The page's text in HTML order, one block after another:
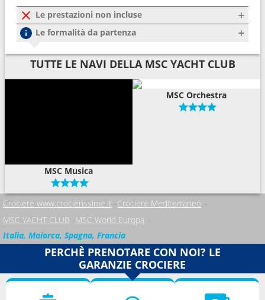
Le prestazioni non incluse
Le formalità da partenza
TUTTE LE NAVI DELLA MSC YACHT CLUB
MSC Musica
MSC Orchestra
Crociere www.crocierissime.it Crociere Mediterraneo
MSC YACHT CLUB MSC World Europa
Italia, Maiorca, Spagna, Francia
PERCHÈ PRENOTARE CON NOI? LE
GARANZIE CROCIERE